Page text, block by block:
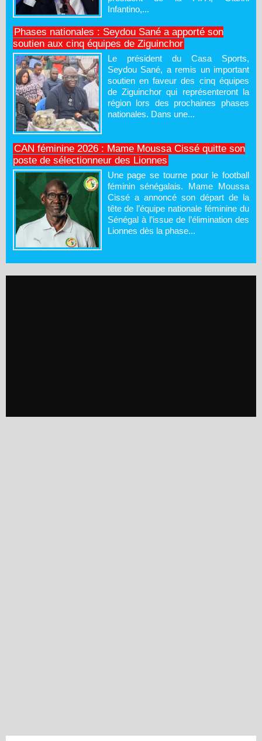
Infantino,...
Phases nationales : Seydou Sané a apporté son
soutien aux cinq équipes de Ziguinchor
Le président du Casa Sports,
Seydou Sané, a remis un important
soutien en faveur des cinq équipes
de Ziguinchor qui représenteront la
région lors des prochaines phases
nationales. Dans une...
CAN féminine 2026 : Mame Moussa Cissé quitte son
poste de sélectionneur des Lionnes
Une page se tourne pour le football
féminin sénégalais. Mame Moussa
Cissé a annoncé son départ de la
tête de l’équipe nationale féminine du
Sénégal à l’issue de l’élimination des
Lionnes dès la phase...